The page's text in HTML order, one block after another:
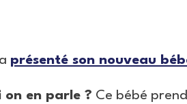
présenté son nouveau
on en parle ? Ce bébé